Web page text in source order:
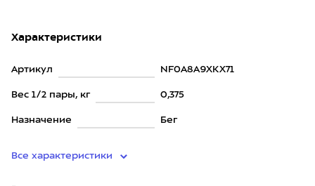
Характеристики
Артикул NF0A8A9XKX71
Вес 1/2 пары, кг 0,375
Назначение Бег
Все характеристики